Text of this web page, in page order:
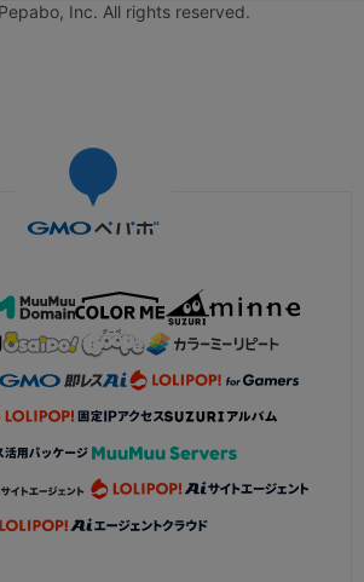
Inc. All rights reserved.